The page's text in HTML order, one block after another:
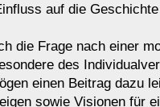
auf die
die Frage nach einer
des
einen Beitrag dazu
sowie Visionen für